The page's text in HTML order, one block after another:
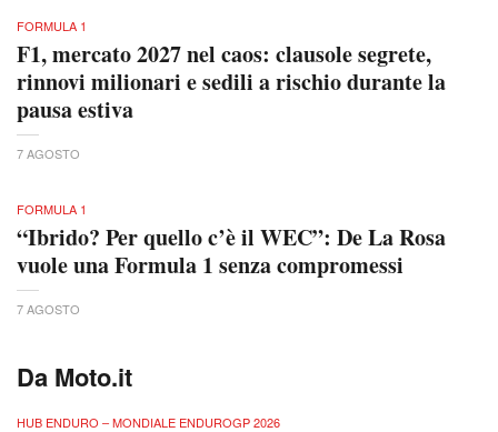
FORMULA 1
F1, mercato 2027 nel caos: clausole segrete,
rinnovi milionari e sedili a rischio durante la
pausa estiva
7 AGOSTO
FORMULA 1
“Ibrido? Per quello c’è il WEC”: De La Rosa
vuole una Formula 1 senza compromessi
7 AGOSTO
Da Moto.it
HUB ENDURO – MONDIALE ENDUROGP 2026